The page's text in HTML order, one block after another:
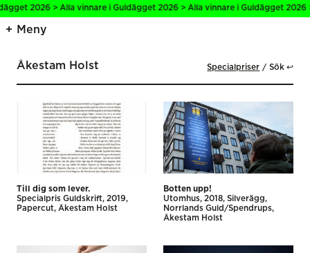
2026 > Alla vinnare i Guldägget 2026 > Alla vinnare i Guldägget 2026
Meny
Åkestam Holst Specialpriser Sök ↩
Till dig som lever.
Specialpris Guldskrift 2019
Papercut
Åkestam Holst
Botten upp!
Utomhus 2018 Silverägg
Norrlands Guld/Spendrups
Åkestam Holst